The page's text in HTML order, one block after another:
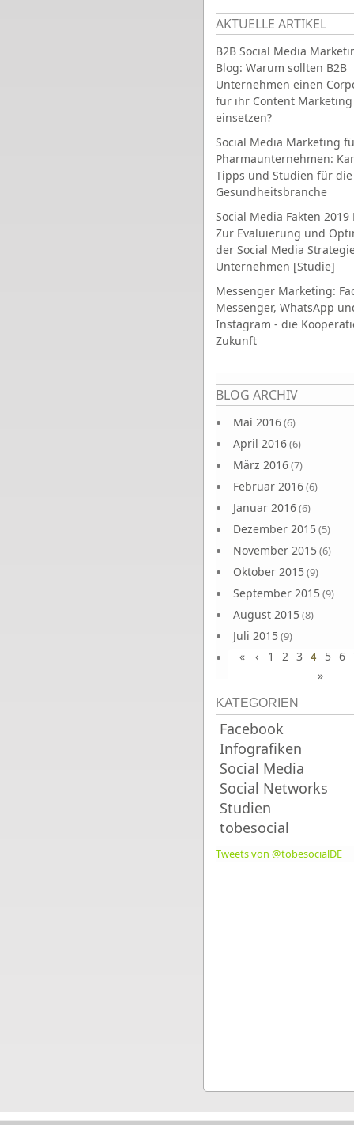
AKTUELLE ARTIKEL
B2B Social Media
Blog: Warum sollten B2B
Unternehmen einen
für ihr Content Marketing
einsetzen?
Social Media Marketing
Pharmaunternehmen:
Tipps und Studien für die
Gesundheitsbranche
Social Media Fakten 2019
Zur Evaluierung und
der Social Media
Unternehmen [Studie]
Messenger Marketing:
Messenger, WhatsApp
Instagram - die
Zukunft
BLOG ARCHIV
Mai 2016(6)
April 2016(6)
März 2016(7)
Februar 2016(6)
Januar 2016(6)
Dezember 2015(5)
November 2015(6)
Oktober 2015(9)
September 2015(9)
August 2015(8)
Juli 2015(9)
Juni 2015(9)
Seiten
« ‹ 1 2 3 4 5 6
»
KATEGORIEN
Facebook
Infografiken
Social Media
Social Networks
Studien
tobesocial
Tweets von @tobesocialDE